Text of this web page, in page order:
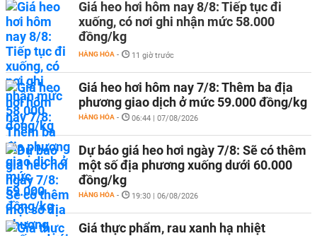
Giá heo hơi hôm nay 8/8: Tiếp tục đi
xuống, có nơi ghi nhận mức 58.000
đồng/kg
HÀNG HÓA - 11 giờ trước
Giá heo hơi hôm nay 7/8: Thêm ba địa
phương giao dịch ở mức 59.000 đồng/kg
HÀNG HÓA - 06:44 | 07/08/2026
Dự báo giá heo hơi ngày 7/8: Sẽ có thêm
một số địa phương xuống dưới 60.000
đồng/kg
HÀNG HÓA - 19:30 | 06/08/2026
Giá thực phẩm, rau xanh hạ nhiệt